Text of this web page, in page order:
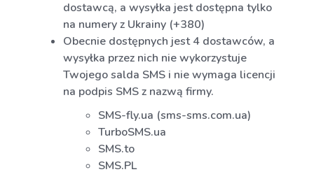
dostawcą, a wysyłka jest dostępna tylko
na numery z Ukrainy (+380)
Obecnie dostępnych jest 4 dostawców, a
wysyłka przez nich nie wykorzystuje
Twojego salda SMS i nie wymaga licencji
na podpis SMS z nazwą firmy.
SMS-fly.ua (sms-sms.com.ua)
TurboSMS.ua
SMS.to
SMS.PL